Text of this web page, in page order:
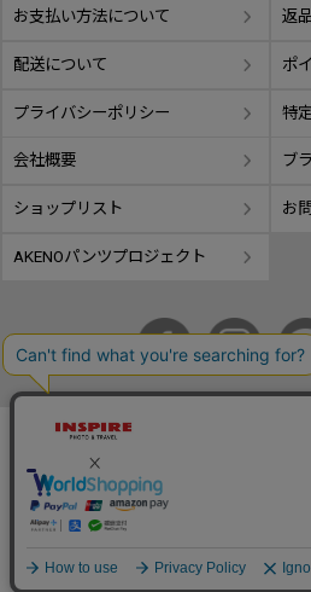
お支払い方法について 返
配送について ポ
プライバシーポリシー 特
会社概要 ブ
ショップリスト お
AKENOパンツプロジェクト
copyright © GIFUTAKE All rights